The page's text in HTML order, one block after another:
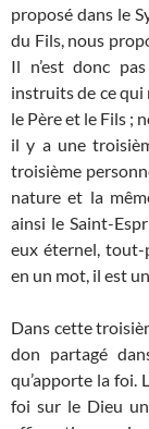
proposé dans le
du Fils, nous
Il n’est donc
instruits de ce qui
le Père et le Fils ;
il y a une
troisième
nature et la
ainsi le Saint-
eux éternel, tout-
en un mot, il est
Dans cette
don partagé
qu’apporte la foi.
foi sur le Dieu un